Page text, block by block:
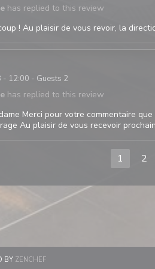
has replied to this review
! Au plaisir de vous revoir, la
- 12:00 - Guests 2
has replied to this review
Merci pour votre commentaire
Au plaisir de vous recevoir
1 2
BY ZENCHEF((OPENS IN A NEW WINDOW))